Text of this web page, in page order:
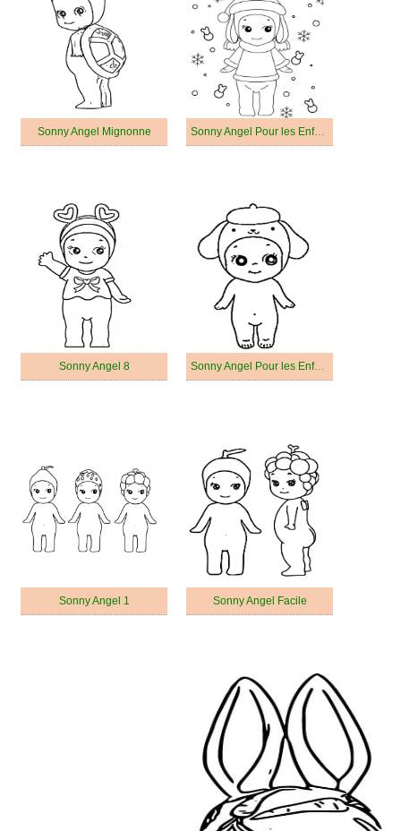
Sonny Angel Mignonne Sonny Angel Pour les Enfants
Sonny Angel 8 Sonny Angel Pour les Enfants de 6 Ans
Sonny Angel 1 Sonny Angel Facile